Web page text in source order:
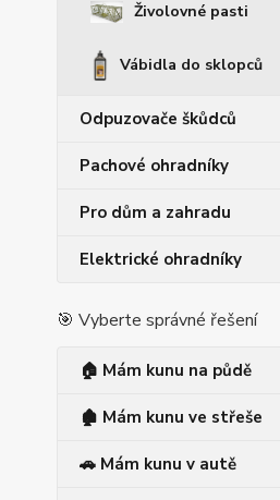
Živolovné pasti
Vábidla do sklopců
Odpuzovače škůdců
Pachové ohradníky
Pro dům a zahradu
Elektrické ohradníky
🎯 Vyberte správné řešení
🏠 Mám kunu na půdě
🏚️ Mám kunu ve střeše
🚗 Mám kunu v autě